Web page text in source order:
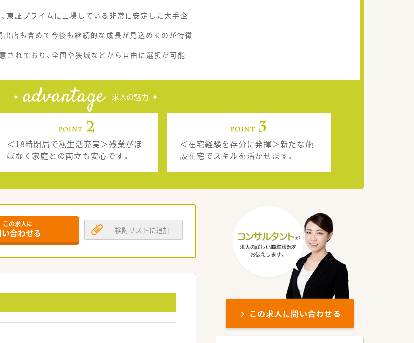
証プライムに上場している非常に安定した大手企
店も含めて今後も継続的な成長が見込めるのが特徴
れており、全国や狭域などから自由に選択が可能
advantage 求人の魅力
＜18時閉局で私生活充実＞残業がほ
ぼなく家庭との両立も安心です。
＜在宅経験を存分に発揮＞新たな施
設在宅でスキルを活かせます。
この求人に
い合わせる 検討リストに追加
この求人に問い合わせる